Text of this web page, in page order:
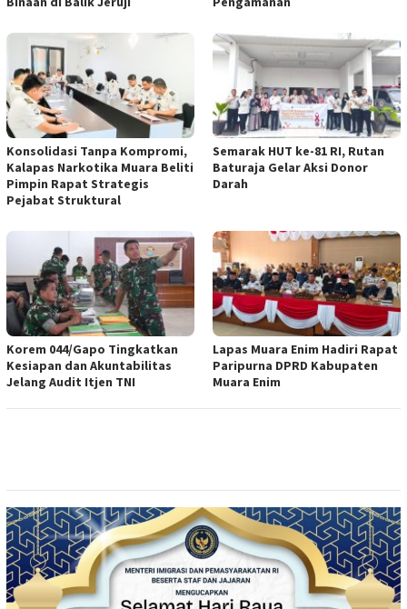
Konsolidasi Tanpa Kompromi,
Kalapas Narkotika Muara Beliti
Pimpin Rapat Strategis
Pejabat Struktural
Semarak HUT ke-81 RI, Rutan
Baturaja Gelar Aksi Donor
Darah
Korem 044/Gapo Tingkatkan
Kesiapan dan Akuntabilitas
Jelang Audit Itjen TNI
Lapas Muara Enim Hadiri Rapat
Paripurna DPRD Kabupaten
Muara Enim